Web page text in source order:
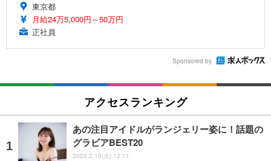
東京都
月給24万5,000円～50万円
正社員
Sponsored by
アクセスランキング
あの注目アイドルがランジェリー姿に！話題の
グラビアBEST20
2022.2.15(火) 12:11